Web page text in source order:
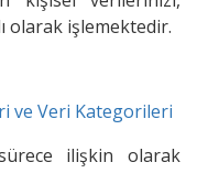
olarak işlemektedir.
ve Veri Kategorileri
ilişkin olarak